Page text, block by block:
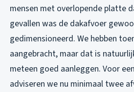
mensen met overlopende platte
gevallen was de dakafvoer
gedimensioneerd. We hebben
aangebracht, maar dat is
meteen goed aanleggen. Voor
adviseren we nu minimaal twee